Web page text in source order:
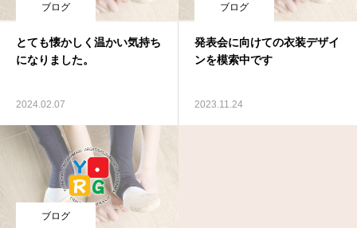
ブログ
とても懐かしく温かい気持ち
になりました。
2024.02.07
ブログ
発表会に向けての衣装デザイ
ンを模索中です
2023.11.24
ブログ